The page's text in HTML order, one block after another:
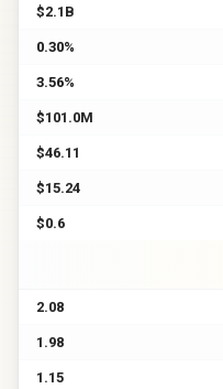
$2.1B
0.30%
3.56%
$101.0M
$46.11
$15.24
$0.6
2.08
1.98
1.15